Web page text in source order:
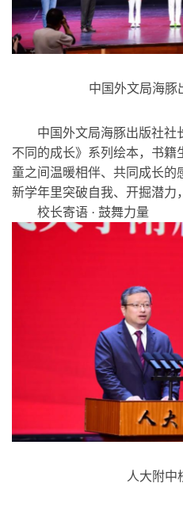
中国外文局海豚
中国外文局海豚出版社社
不同的成长》系列绘本，书
童之间温暖相伴、共同成长的
新学年里突破自我、开掘潜力
校长寄语 · 鼓舞力量
人大附中